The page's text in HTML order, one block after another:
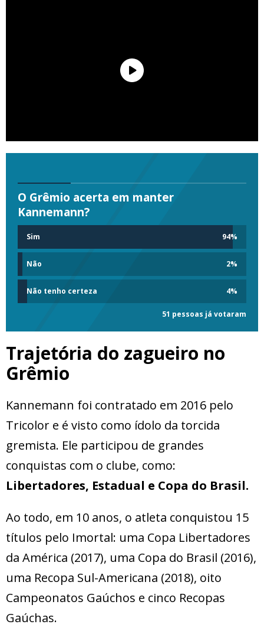
O Grêmio acerta em manter
Kannemann?
Sim 94%
Não 2%
Não tenho certeza 4%
51 pessoas já votaram
Trajetória do zagueiro no
Grêmio
Kannemann foi contratado em 2016 pelo
Tricolor e é visto como ídolo da torcida
gremista. Ele participou de grandes
conquistas com o clube, como:
Libertadores, Estadual e Copa do Brasil.
Ao todo, em 10 anos, o atleta conquistou 15
títulos pelo Imortal: uma Copa Libertadores
da América (2017), uma Copa do Brasil (2016),
uma Recopa Sul-Americana (2018), oito
Campeonatos Gaúchos e cinco Recopas
Gaúchas.